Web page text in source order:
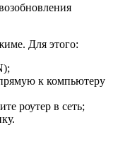
Для этого:
к компьютеру
роутер в сеть;